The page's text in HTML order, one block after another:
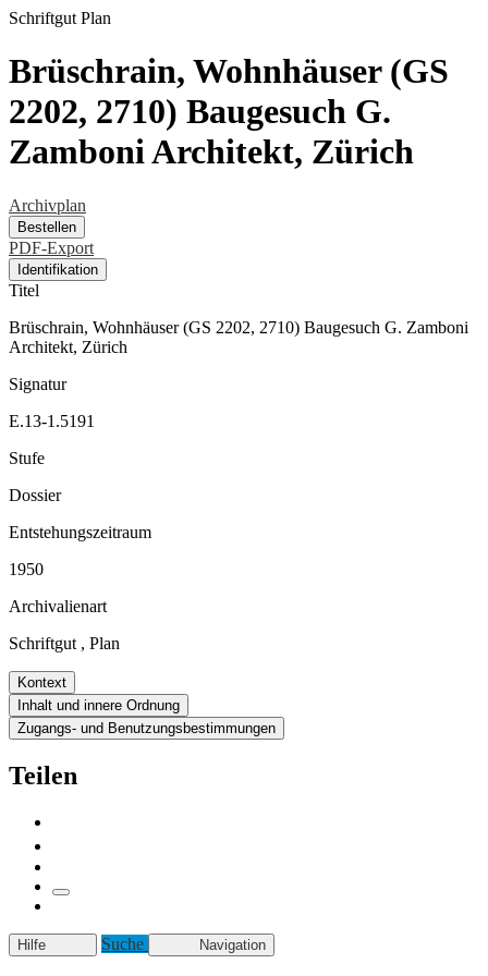
Schriftgut Plan
Brüschrain, Wohnhäuser (GS
2202, 2710) Baugesuch G.
Zamboni Architekt, Zürich
Archivplan
Bestellen
PDF-Export
Identifikation
Titel
Brüschrain, Wohnhäuser (GS 2202, 2710) Baugesuch G. Zamboni
Architekt, Zürich
Signatur
E.13-1.5191
Stufe
Dossier
Entstehungszeitraum
1950
Archivalienart
Schriftgut , Plan
Kontext
Inhalt und innere Ordnung
Zugangs- und Benutzungsbestimmungen
Teilen
Hilfe Suche Navigation